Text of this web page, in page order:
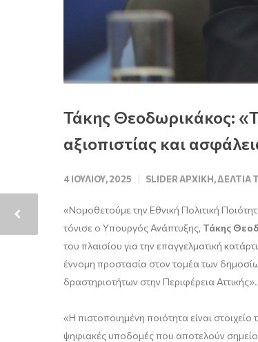
Τάκης Θεοδωρικάκος:
αξιοπιστίας και
4 ΙΟΥΛΊΟΥ, 2025 SLIDER ΑΡΧΙΚΉ,ΔΕΛΤΊΑ
«Νομοθετούμε την Εθνική Πολιτική
τόνισε ο Υπουργός Ανάπτυξης, Τάκης
του πλαισίου για την επαγγελματική
έννομη προστασία στον τομέα των
δραστηριοτήτων στην Περιφέρεια Αττικής».
«Η πιστοποιημένη ποιότητα είναι
ψηφιακές υποδομές που αποτελούν